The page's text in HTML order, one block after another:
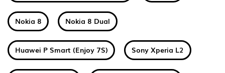
Nokia 8 Nokia 8 Dual
Huawei P Smart (Enjoy 7S) Sony Xperia L2